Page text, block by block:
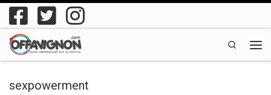
Passer au contenu
Search
sexpowerment